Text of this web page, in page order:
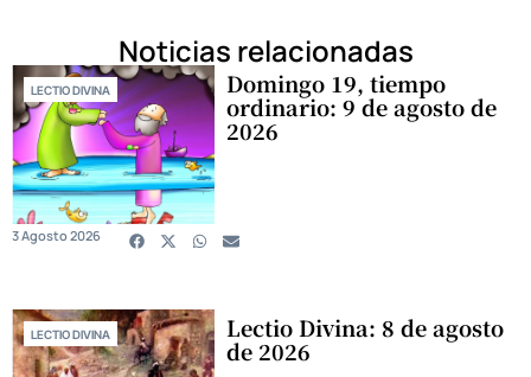
Noticias relacionadas
LECTIO DIVINA Domingo 19, tiempo
ordinario: 9 de agosto de
2026
3 Agosto 2026
LECTIO DIVINA Lectio Divina: 8 de agosto
de 2026